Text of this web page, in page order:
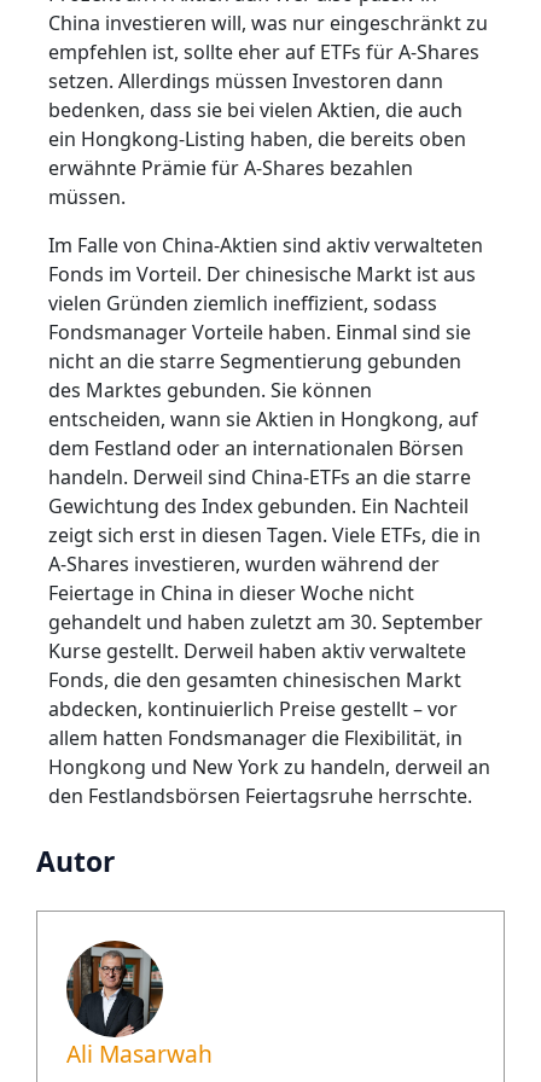
China investieren will, was nur eingeschränkt zu
empfehlen ist, sollte eher auf ETFs für A-Shares
setzen. Allerdings müssen Investoren dann
bedenken, dass sie bei vielen Aktien, die auch
ein Hongkong-Listing haben, die bereits oben
erwähnte Prämie für A-Shares bezahlen
müssen.
Im Falle von China-Aktien sind aktiv verwalteten
Fonds im Vorteil. Der chinesische Markt ist aus
vielen Gründen ziemlich ineffizient, sodass
Fondsmanager Vorteile haben. Einmal sind sie
nicht an die starre Segmentierung gebunden
des Marktes gebunden. Sie können
entscheiden, wann sie Aktien in Hongkong, auf
dem Festland oder an internationalen Börsen
handeln. Derweil sind China-ETFs an die starre
Gewichtung des Index gebunden. Ein Nachteil
zeigt sich erst in diesen Tagen. Viele ETFs, die in
A-Shares investieren, wurden während der
Feiertage in China in dieser Woche nicht
gehandelt und haben zuletzt am 30. September
Kurse gestellt. Derweil haben aktiv verwaltete
Fonds, die den gesamten chinesischen Markt
abdecken, kontinuierlich Preise gestellt – vor
allem hatten Fondsmanager die Flexibilität, in
Hongkong und New York zu handeln, derweil an
den Festlandsbörsen Feiertagsruhe herrschte.
Autor
Ali Masarwah